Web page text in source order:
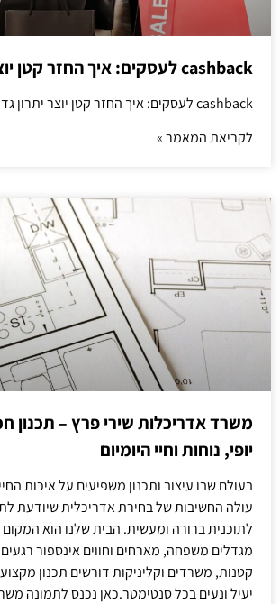
cashback לעסקים: איך החזר קטן יוצר יתרון גדול
cashback לעסקים: איך החזר קטן יוצר יתרון גדול
לקריאת המאמר »
משרד אדריכלות שירי פרץ – תכנון
יופי, נוחות וחיי היומיום
בעולם שבו עיצוב ותכנון משפיעים על איכות
עולה החשיבות של בחירת אדריכלית שיודעת
לתוכנית ברורה ומעשית. הבית שלנו הוא המקום
מגדלים משפחה, מארחים וחווים אינספור רגעים
קטנות, משרדים וקליניקות דורשים תכנון
יעיל ונעים בכל סנטימטר.כאן נכנס לתמונה